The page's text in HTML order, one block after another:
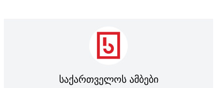
საქართველოს ამბები